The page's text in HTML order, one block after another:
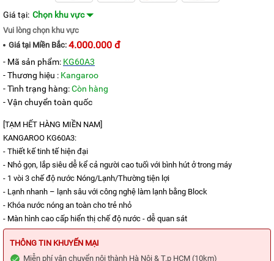
LẠNH
KANGAROO
CÂY
NÓNG
LẠNH
KANGAROO
LÕI
NƯỚC
KANGAROO
LINH
KIỆN
LỌC
NƯỚC
TỔNG,
ĐẦU
NGUỒN,
CÔNG
NGHIỆP
Giá tại: Chọn khu vực
Vui lòng chọn khu vực
Giá tại Miền Bắc: 4.000.000 đ
- Mã sản phẩm: KG60A3
- Thương hiệu : Kangaroo
- Tình trạng hàng:Còn hàng
- Vận chuyển toàn quốc
[TẠM HẾT HÀNG MIỀN NAM]
KANGAROO KG60A3:
- Thiết kế tinh tế hiện đại
- Nhỏ gọn, lắp siêu dễ kể cả người cao tuối với bình hút ở trong máy
- 1 vòi 3 chế độ nước Nóng/Lạnh/Thường tiện lợi
- Lạnh nhanh – lạnh sâu với công nghệ làm lạnh bằng Block
- Khóa nước nóng an toàn cho trẻ nhỏ
- Màn hình cao cấp hiển thị chế độ nước - dễ quan sát
THÔNG TIN KHUYẾN MẠI
Miễn phí vận chuyển nội thành Hà Nội & T.p HCM (10km)